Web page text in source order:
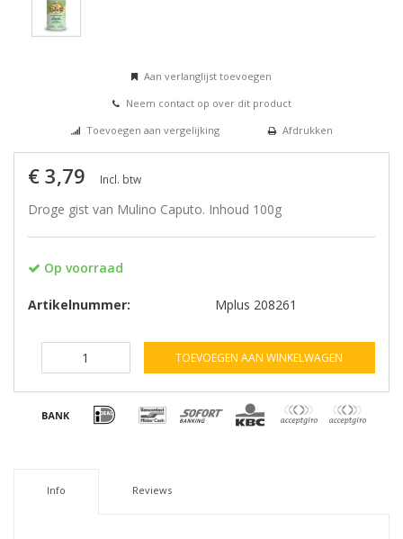
Aan verlanglijst toevoegen
Neem contact op over dit product
Toevoegen aan vergelijking
Afdrukken
€ 3,79 Incl. btw
Droge gist van Mulino Caputo. Inhoud 100g
Op voorraad
Artikelnummer: Mplus 208261
TOEVOEGEN AAN WINKELWAGEN
Info Reviews